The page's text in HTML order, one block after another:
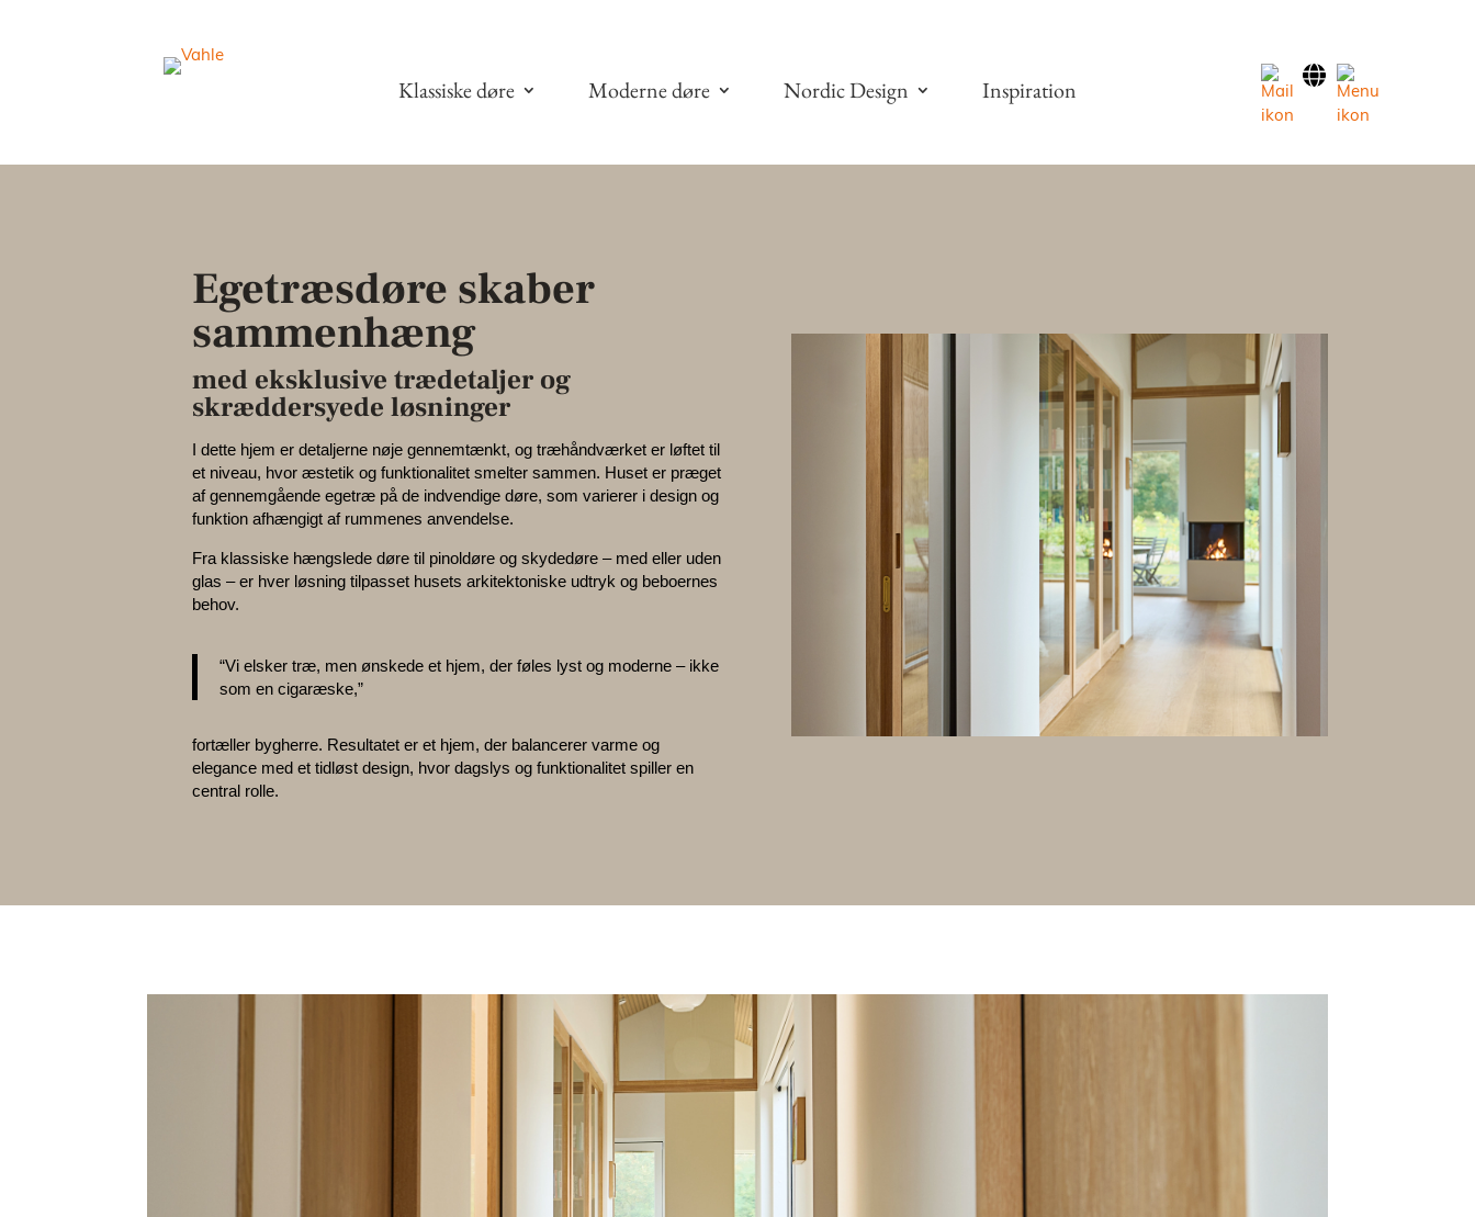
Klassiske døre Moderne døre Nordic Design Inspiration
Egetræsdøre skaber
sammenhæng
med eksklusive trædetaljer og
skræddersyede løsninger
I dette hjem er detaljerne nøje gennemtænkt, og træhåndværket er løftet til
et niveau, hvor æstetik og funktionalitet smelter sammen. Huset er præget
af gennemgående egetræ på de indvendige døre, som varierer i design og
funktion afhængigt af rummenes anvendelse.
Fra klassiske hængslede døre til pinoldøre og skydedøre – med eller uden
glas – er hver løsning tilpasset husets arkitektoniske udtryk og beboernes
behov.
“Vi elsker træ, men ønskede et hjem, der føles lyst og moderne – ikke
som en cigaræske,”
fortæller bygherre. Resultatet er et hjem, der balancerer varme og
elegance med et tidløst design, hvor dagslys og funktionalitet spiller en
central rolle.